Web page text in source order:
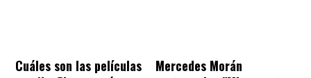
Cuáles son las películas
Mercedes Morán